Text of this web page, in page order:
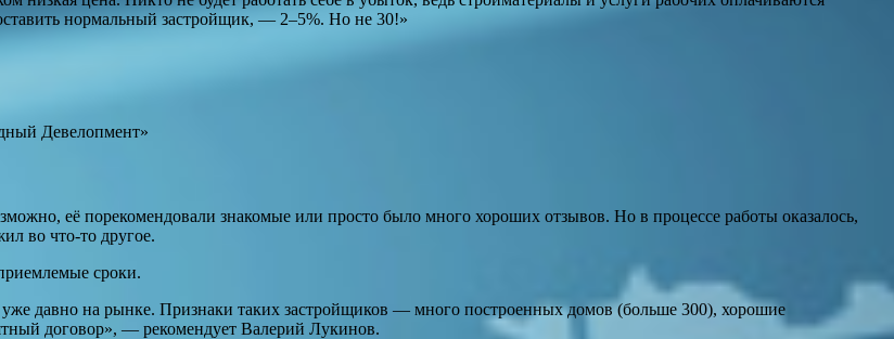
нормальный застройщик, — 2–5%. Но не 30!»
Девелопмент»
её порекомендовали знакомые или просто было много хороших отзывов. Но в процессе работы оказалось,
во что-то другое.
сроки.
давно на рынке. Признаки таких застройщиков — много построенных домов (больше 300), хорошие
договор», — рекомендует Валерий Лукинов.